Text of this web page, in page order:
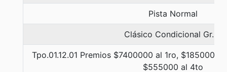
Pista Normal
Clásico Condicional Gr. 3
Tpo.01.12.01 Premios $7400000 al 1ro,
$555000 al 4to